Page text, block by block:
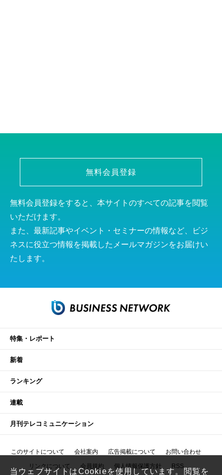
無料会員登録
無料会員登録をすると、本サイトのすべての記事を閲覧
いただけます。
また、最新記事やイベント・セミナーの情報など、ビジ
ネスに役立つ情報を掲載したメールマガジンをお届けい
たします。
特集・レポート
新着
ランキング
連載
月刊テレコミュニケーション
このサイトについて 会社案内 広告掲載について お問い合わせ
リンクについて 会員規約 個人情報保護方針 RSS
当ウェブサイトはCookieを使用しています。閲覧を